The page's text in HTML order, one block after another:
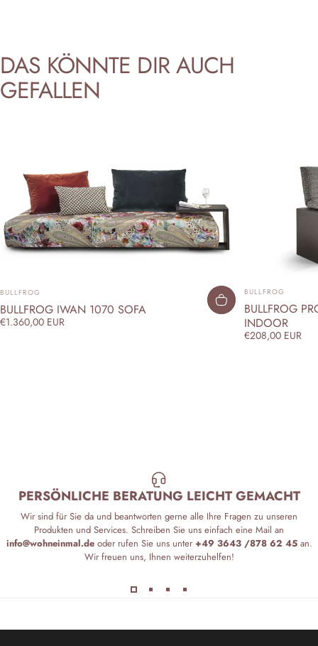
DAS KÖNNTE DIR AUCH
GEFALLEN
ANBIETER:
BULLFROG
BULLFROG IWAN 1070 SOFA
€1.360,00 EUR
ANBIETER:
BULLFROG
BULLFROG
INDOOR
€208,00 EUR
PERSÖNLICHE BERATUNG LEICHT GEMACHT
Wir sind für Sie da und beantworten gerne alle Ihre Fragen zu unseren
Produkten und Services. Schreiben Sie uns einfach eine Mail an
info@wohneinmal.deoder rufen Sie uns unter+49 3643 /878 62 45an.
Wir freuen uns, Ihnen weiterzuhelfen!